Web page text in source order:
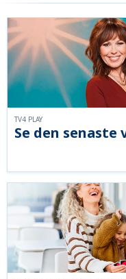
Se den senaste
TV4 PLAY